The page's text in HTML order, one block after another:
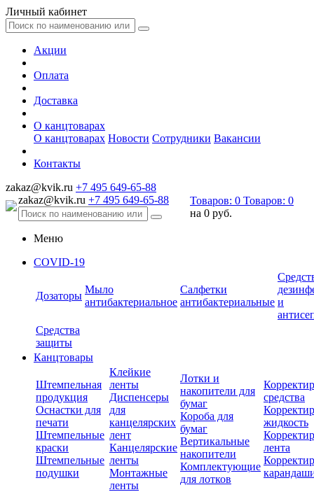
Личный кабинет
Акции
Оплата
Доставка
О канцтоварах
О канцтоварах Новости Сотрудники Вакансии
Контакты
zakaz@kvik.ru +7 495 649-65-88
zakaz@kvik.ru +7 495 649-65-88 Товаров: 0 Товаров: 0
на 0 руб.
Меню
COVID-19
Дозаторы
Мыло
антибактериальное
Салфетки
антибактериальные и
Средства
защиты
Канцтовары
Штемпельная
продукция
Оснастки для
печати
Штемпельные
краски
Штемпельные
подушки
Клейкие
ленты
Диспенсеры
для
канцелярских
лент
Канцелярские
ленты
Монтажные
ленты
Лотки и
накопители для
бумаг
Короба для
бумаг
Вертикальные
накопители
Комплектующие
для лотков
средства
жидкость
лента